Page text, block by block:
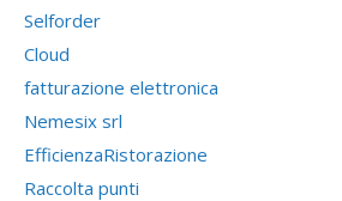
Selforder
Cloud
fatturazione elettronica
Nemesix srl
EfficienzaRistorazione
Raccolta punti